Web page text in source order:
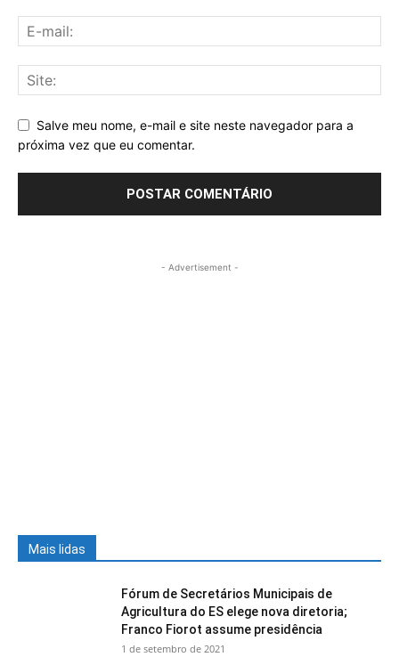
Salve meu nome, e-mail e site neste navegador para a
próxima vez que eu comentar.
- Advertisement -
Mais lidas
Fórum de Secretários Municipais de
Agricultura do ES elege nova diretoria;
Franco Fiorot assume presidência
1 de setembro de 2021